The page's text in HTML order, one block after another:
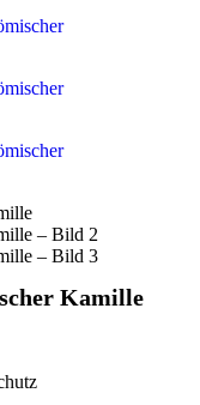
Kamille